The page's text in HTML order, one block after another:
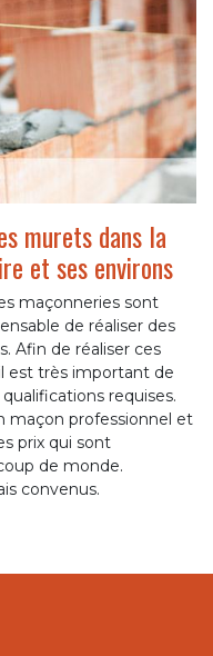
murets dans la
et ses environs
maçonneries sont
de réaliser des
Afin de réaliser ces
est très important de
requises.
maçon professionnel et
prix qui sont
de monde.
convenus.